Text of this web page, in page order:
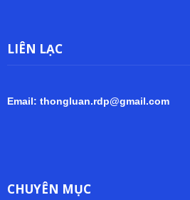
LIÊN LẠC
Email: thongluan.rdp@gmail.com
CHUYÊN MỤC